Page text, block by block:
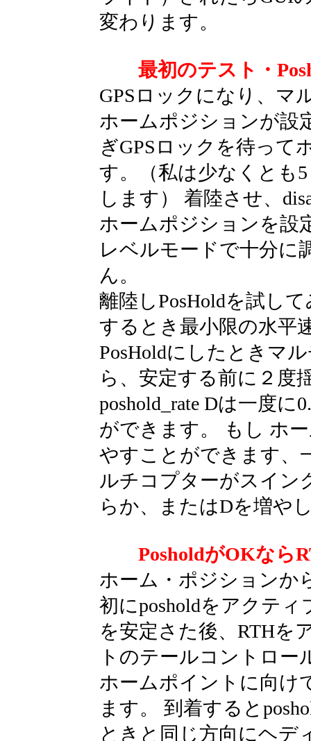
変わります。
最初のテスト・
GPSロックになり、マ
ホームポジションが設
ぎGPSロックを待って
す。（私は少なくとも
します） 着陸させ、
ホームポジションを設
レベルモードで十分に
ん。
離陸しPosHoldを試し
するとき最小限の水平
PosHoldにしたときマ
ら、安定する前に２度
poshold_rate Dは一度に
ができます。 もし ホ
やすことができます、
ルチコプターがスイン
らか、またはDを増や
PosholdがOKなら
ホーム・ポジションか
初にposholdをアクテ
を安定さた後、RTHを
トのテールコントロ
ホームポイントに向け
ます。 到着すると
ときと同じ方向にヘデ